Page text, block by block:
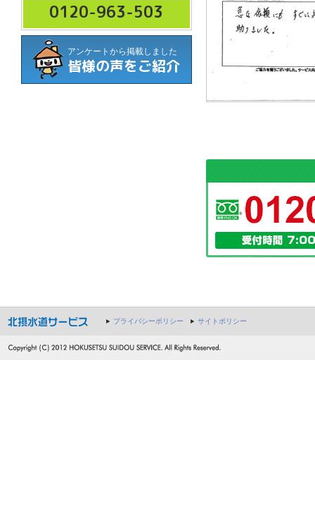
0120-963-503
アンケートから掲載しました
皆様の声をご紹介
プライバシーポリシー サイトポリシー